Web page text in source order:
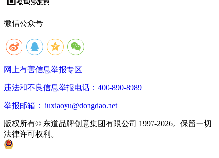
微信公众号
网上有害信息举报专区
违法和不良信息举报电话：400-890-8989
举报邮箱：liuxiaoyu@dongdao.net
版权所有© 东道品牌创意集团有限公司 1997-2026。保留一切
法律许可权利。